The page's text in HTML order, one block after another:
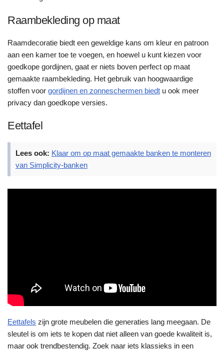
Raambekleding op maat
Raamdecoratie biedt een geweldige kans om kleur en patroon
aan een kamer toe te voegen, en hoewel u kunt kiezen voor
goedkope gordijnen, gaat er niets boven perfect op maat
gemaakte raambekleding. Het gebruik van hoogwaardige
stoffen voor gordijnen en zonneschermen biedt u ook meer
privacy dan goedkope versies.
Eettafel
Lees ook: Klaar om op maat gemaakte banken te monteren
van Simplicity-banken
Eettafels zijn grote meubelen die generaties lang meegaan. De
sleutel is om iets te kopen dat niet alleen van goede kwaliteit is,
maar ook trendbestendig. Zoek naar iets klassieks in een